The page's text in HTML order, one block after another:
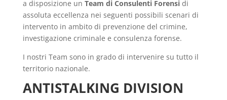
a disposizione un Team di Consulenti Forensidi
assoluta eccellenza nei seguenti possibili scenari di
intervento in ambito di prevenzione del crimine,
investigazione criminale e consulenza forense.
I nostri Team sono in grado di intervenire su tutto il
territorio nazionale.
ANTISTALKING DIVISION